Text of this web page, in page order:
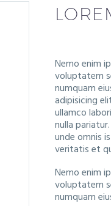
Nemo enim
voluptatem
numquam
adipisicing
ullamco
nulla
unde omnis
veritatis et
Nemo enim
voluptatem
numquam